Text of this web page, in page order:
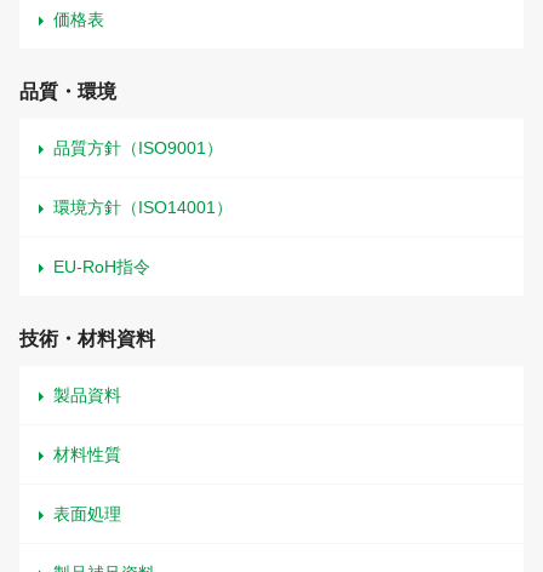
価格表
品質・環境
品質方針（ISO9001）
環境方針（ISO14001）
EU-RoH指令
技術・材料資料
製品資料
材料性質
表面処理